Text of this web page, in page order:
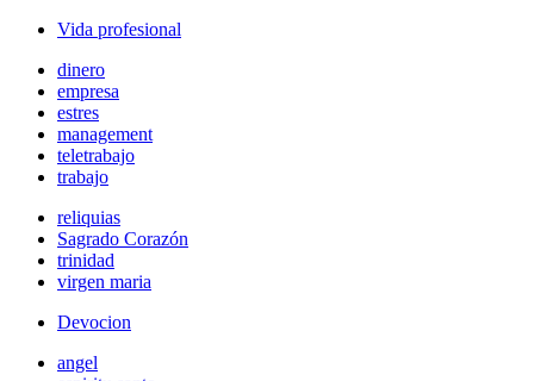
Vida profesional
dinero
empresa
estres
management
teletrabajo
trabajo
reliquias
Sagrado Corazón
trinidad
virgen maria
Devocion
angel